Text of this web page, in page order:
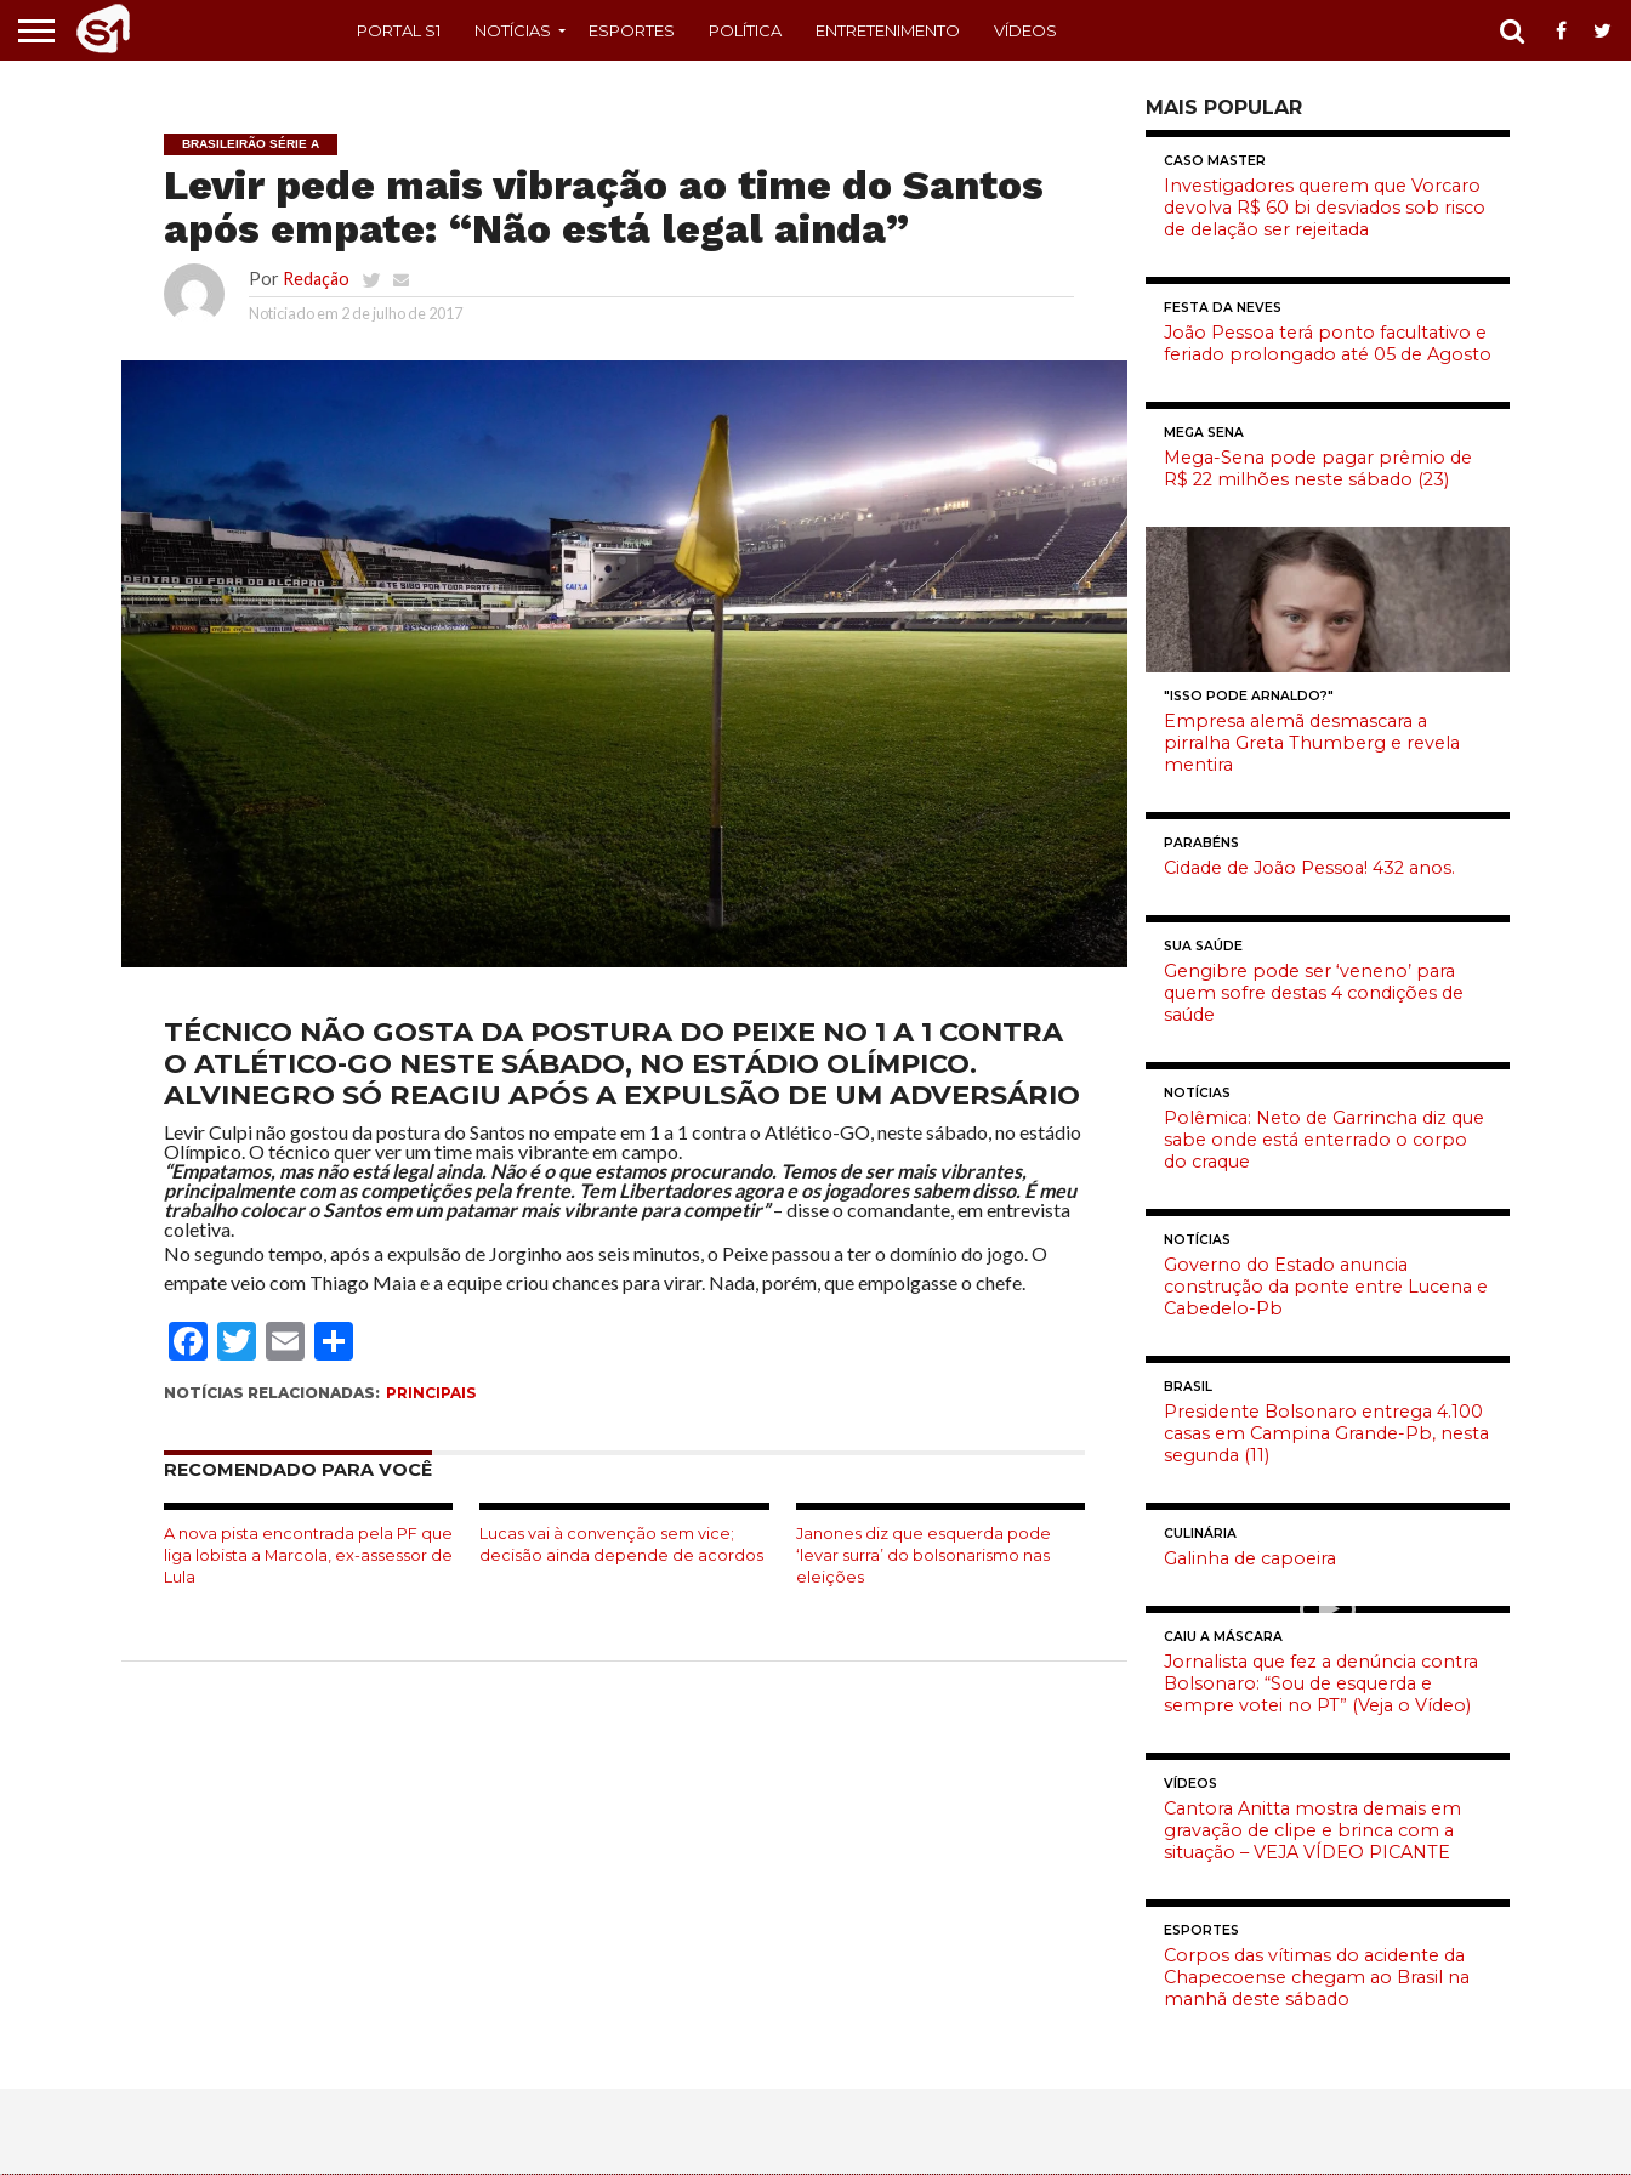
PORTAL S1 NOTÍCIAS ESPORTES POLÍTICA ENTRETENIMENTO VÍDEOS
BRASILEIRÃO SÉRIE A
Levir pede mais vibração ao time do Santos
após empate: “Não está legal ainda”
Por Redação
Noticiado em 2 de julho de 2017
TÉCNICO NÃO GOSTA DA POSTURA DO PEIXE NO 1 A 1 CONTRA
O ATLÉTICO-GO NESTE SÁBADO, NO ESTÁDIO OLÍMPICO.
ALVINEGRO SÓ REAGIU APÓS A EXPULSÃO DE UM ADVERSÁRIO
Levir Culpi não gostou da postura do Santos no empate em 1 a 1 contra o Atlético-GO, neste sábado, no estádio
Olímpico. O técnico quer ver um time mais vibrante em campo.
“Empatamos, mas não está legal ainda. Não é o que estamos procurando. Temos de ser mais vibrantes,
principalmente com as competições pela frente. Tem Libertadores agora e os jogadores sabem disso. É meu
trabalho colocar o Santos em um patamar mais vibrante para competir”– disse o comandante, em entrevista
coletiva.
No segundo tempo, após a expulsão de Jorginho aos seis minutos, o Peixe passou a ter o domínio do jogo. O
empate veio com Thiago Maia e a equipe criou chances para virar. Nada, porém, que empolgasse o chefe.
Facebook
Twitter
EmailCompartilhar
NOTÍCIAS RELACIONADAS: PRINCIPAIS
RECOMENDADO PARA VOCÊ
A nova pista encontrada pela PF que
liga lobista a Marcola, ex-assessor de
Lula
Lucas vai à convenção sem vice;
decisão ainda depende de acordos
Janones diz que esquerda pode
‘levar surra’ do bolsonarismo nas
eleições
MAIS POPULAR
CASO MASTER
Investigadores querem que Vorcaro
devolva R$ 60 bi desviados sob risco
de delação ser rejeitada
FESTA DA NEVES
João Pessoa terá ponto facultativo e
feriado prolongado até 05 de Agosto
MEGA SENA
Mega-Sena pode pagar prêmio de
R$ 22 milhões neste sábado (23)
"ISSO PODE ARNALDO?"
Empresa alemã desmascara a
pirralha Greta Thumberg e revela
mentira
PARABÉNS
Cidade de João Pessoa! 432 anos.
SUA SAÚDE
Gengibre pode ser ‘veneno’ para
quem sofre destas 4 condições de
saúde
NOTÍCIAS
Polêmica: Neto de Garrincha diz que
sabe onde está enterrado o corpo
do craque
NOTÍCIAS
Governo do Estado anuncia
construção da ponte entre Lucena e
Cabedelo-Pb
BRASIL
Presidente Bolsonaro entrega 4.100
casas em Campina Grande-Pb, nesta
segunda (11)
CULINÁRIA
Galinha de capoeira
CAIU A MÁSCARA
Jornalista que fez a denúncia contra
Bolsonaro: “Sou de esquerda e
sempre votei no PT” (Veja o Vídeo)
VÍDEOS
Cantora Anitta mostra demais em
gravação de clipe e brinca com a
situação – VEJA VÍDEO PICANTE
ESPORTES
Corpos das vítimas do acidente da
Chapecoense chegam ao Brasil na
manhã deste sábado